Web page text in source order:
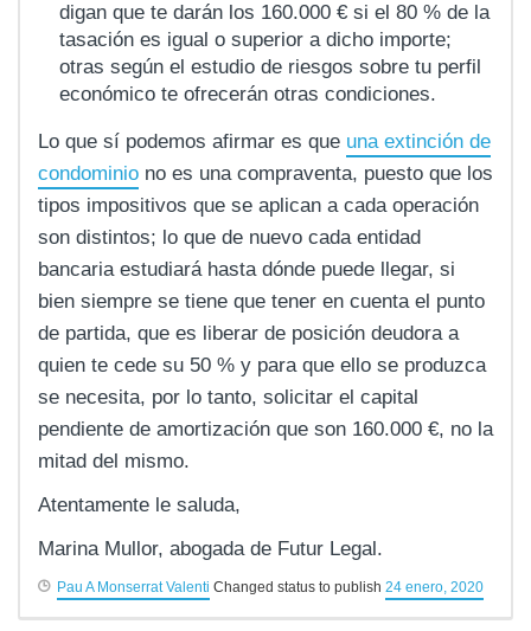
digan que te darán los 160.000 € si el 80 % de la
tasación es igual o superior a dicho importe;
otras según el estudio de riesgos sobre tu perfil
económico te ofrecerán otras condiciones.
Lo que sí podemos afirmar es que una extinción de
condominio no es una compraventa, puesto que los
tipos impositivos que se aplican a cada operación
son distintos; lo que de nuevo cada entidad
bancaria estudiará hasta dónde puede llegar, si
bien siempre se tiene que tener en cuenta el punto
de partida, que es liberar de posición deudora a
quien te cede su 50 % y para que ello se produzca
se necesita, por lo tanto, solicitar el capital
pendiente de amortización que son 160.000 €, no la
mitad del mismo.
Atentamente le saluda,
Marina Mullor, abogada de Futur Legal.
Pau A Monserrat Valenti Changed status to publish 24 enero, 2020